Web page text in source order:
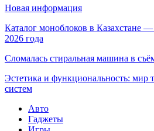
Новая информация
Каталог моноблоков в Казахстане
2026 года
Сломалась стиральная машина в
Эстетика и функциональность:
систем
Авто
Гаджеты